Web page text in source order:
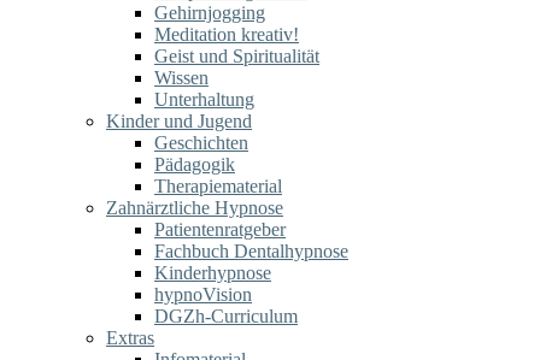
Gehirnjogging
Meditation kreativ!
Geist und Spiritualität
Wissen
Unterhaltung
Kinder und Jugend
Geschichten
Pädagogik
Therapiematerial
Zahnärztliche Hypnose
Patientenratgeber
Fachbuch Dentalhypnose
Kinderhypnose
hypnoVision
DGZh-Curriculum
Extras